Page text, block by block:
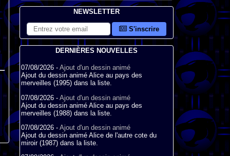
NEWSLETTER
S'inscrire
DERNIÈRES NOUVELLES
07/08/2026 - Ajout d'un dessin animé
Ajout du dessin animé Alice au pays des
merveilles (1995) dans la liste.
07/08/2026 - Ajout d'un dessin animé
Ajout du dessin animé Alice au pays des
merveilles (1988) dans la liste.
07/08/2026 - Ajout d'un dessin animé
Ajout du dessin animé Alice de l'autre cote du
miroir (1987) dans la liste.